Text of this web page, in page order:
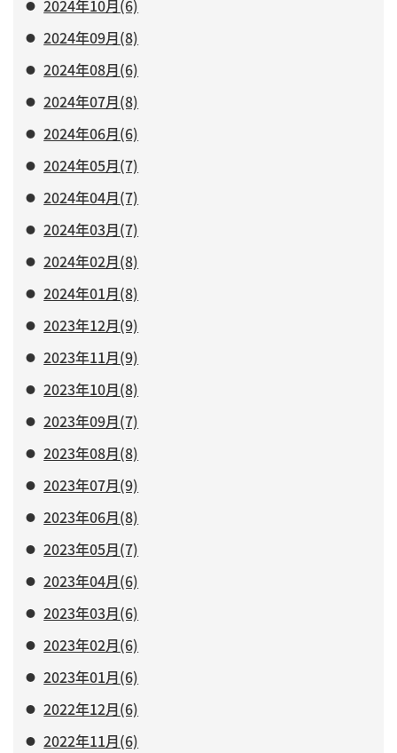
2024年10月(6)
2024年09月(8)
2024年08月(6)
2024年07月(8)
2024年06月(6)
2024年05月(7)
2024年04月(7)
2024年03月(7)
2024年02月(8)
2024年01月(8)
2023年12月(9)
2023年11月(9)
2023年10月(8)
2023年09月(7)
2023年08月(8)
2023年07月(9)
2023年06月(8)
2023年05月(7)
2023年04月(6)
2023年03月(6)
2023年02月(6)
2023年01月(6)
2022年12月(6)
2022年11月(6)